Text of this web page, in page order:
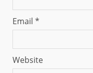
Email *
Website